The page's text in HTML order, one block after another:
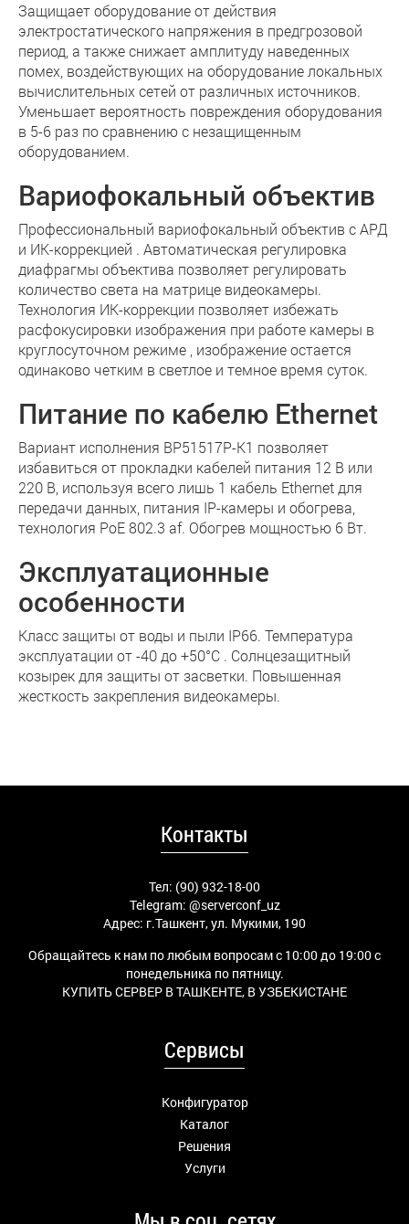
Защищает оборудование от действия
электростатического напряжения в предгрозовой
период, а также снижает амплитуду наведенных
помех, воздействующих на оборудование локальных
вычислительных сетей от различных источников.
Уменьшает вероятность повреждения оборудования
в 5-6 раз по сравнению с незащищенным
оборудованием.
Вариофокальный объектив
Профессиональный вариофокальный объектив с АРД
и ИК-коррекцией . Автоматическая регулировка
диафрагмы объектива позволяет регулировать
количество света на матрице видеокамеры.
Технология ИК-коррекции позволяет избежать
расфокусировки изображения при работе камеры в
круглосуточном режиме , изображение остается
одинаково четким в светлое и темное время суток.
Питание по кабелю Ethernet
Вариант исполнения BP51517P-K1 позволяет
избавиться от прокладки кабелей питания 12 В или
220 В, используя всего лишь 1 кабель Ethernet для
передачи данных, питания IP-камеры и обогрева,
технология PoE 802.3 af. Обогрев мощностью 6 Вт.
Эксплуатационные
особенности
Класс защиты от воды и пыли IP66. Температура
эксплуатации от -40 до +50°С . Солнцезащитный
козырек для защиты от засветки. Повышенная
жесткость закрепления видеокамеры.
Контакты
Тел: (90) 932-18-00
Telegram: @serverconf_uz
Адрес: г.Ташкент, ул. Мукими, 190
Обращайтесь к нам по любым вопросам с 10:00 до 19:00 с
понедельника по пятницу.
КУПИТЬ СЕРВЕР В ТАШКЕНТЕ, В УЗБЕКИСТАНЕ
Сервисы
Конфигуратор
Каталог
Решения
Услуги